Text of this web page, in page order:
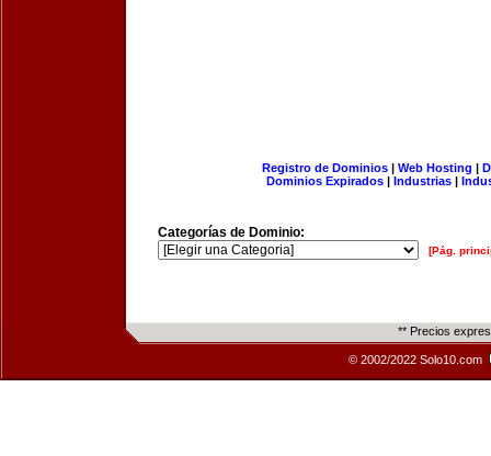
Registro de Dominios| Web Hosting |
Dominios Expirados | Industrias |
Categorías de Dominio:
[Pág.
** Precios
© 2002/2022 Solo10.com